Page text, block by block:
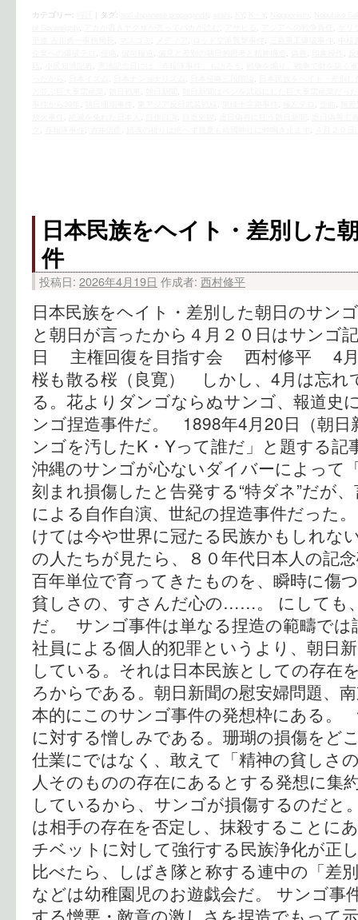
カテゴリー: タグ: , , , , ,
, , , ,
, , , , ,
, , , , , ,
, , ,
, , , ,
, , ,
, , , , , ,
, , , , ,
, , , ,
日本民族をヘイト・差別した
件
投稿日: 2026年4月19日 作成者: 西村修平
日本民族をヘイト・差別した朝日のサン
と朝日が言ったから４月２０日はサンゴ
日 主権回復を目指す会 西村修平 4月
桜も散る桜（良寛） しかし、4月は忘れ
る。花よりダンゴならぬサンゴ、報道史
ンゴ捏造事件だ。 1898年4月20日（朝日
ンゴを汚したK・Yって誰だ」と題する記
沖縄のサンゴが心ないダイバーによって
刻まれ損傷したと告発する“特ダネ”だが
による自作自演、世紀の捏造事件だった
けては今や世界に冠たる民族かもしれな
の人たちが見たら、８０年代日本人の記
百年単位で育ってきたものを、瞬時に傷
貧しさの、すさんだ心の……。 にしても
だ。 サンゴ事件は単なる捏造の範疇で
社員による個人的犯罪というより、朝日
している。それは日本民族としての存在
ろからである。朝日新聞の慰安婦問題、
本的にこのサンゴ事件の発想枠にある。
に対する憎しみである。珊瑚の損傷をど
仕業にではなく、敢えて「精神の貧しさ
人そのものの存在にあるとする発想に集
しているから、サンゴが損傷するのだと
は相手の存在を否定し、抹殺することに
チベットに対して強行する民族浄化が正
比べたら、しばき隊と称する連中の「差
などは幼稚園児のお遊戯会だ。 サンゴ事
する憎悪・敵意の激しさを捏造でもって